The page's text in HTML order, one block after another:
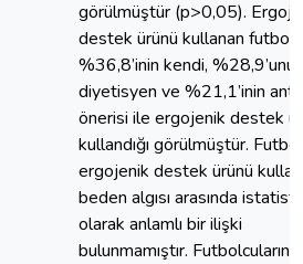
görülmüştür (p>0,05).
destek ürünü kullanan
%36,8’inin kendi, %28,9’unun
diyetisyen ve %21,1’inin
önerisi ile ergojenik destek
kullandığı görülmüştür.
ergojenik destek ürünü
beden algısı arasında
olarak anlamlı bir ilişki
bulunmamıştır. Futbolcuların